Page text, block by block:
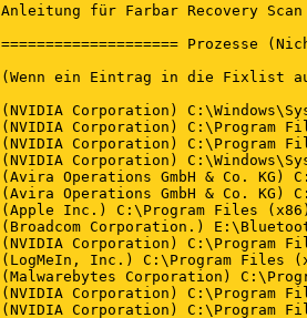
.
@="1.0"
.
@Denied: (A 2) (Everyone)
@="Macromedia Flash Factory
.
"ThreadingModel"="Apartment"
.
@="FlashFactory.FlashFactory.1"
.
:: Proxy Einstellungen
:: Winsock Einstellungen
########## EOF -
Anleitung für Farbar Recovery
==================== Prozesse
(Wenn ein Eintrag in die Fixlist
(NVIDIA Corporation)
(NVIDIA Corporation) C:\Program
(NVIDIA Corporation) C:\Program
(NVIDIA Corporation)
(Avira Operations GmbH & Co.
(Avira Operations GmbH & Co.
(Apple Inc.) C:\Program Files
(Broadcom Corporation.)
(NVIDIA Corporation) C:\Program
(LogMeIn, Inc.) C:\Program Files
(Malwarebytes Corporation)
(NVIDIA Corporation) C:\Program
(NVIDIA Corporation) C:\Program